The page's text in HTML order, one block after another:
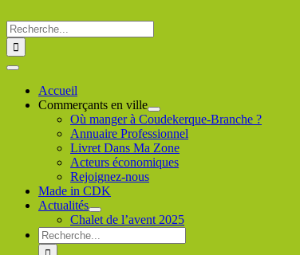
au
contenu
Rechercher
:
Toggle
NavigationAccueil
Commerçants en ville
Où manger à Coudekerque-Branche ?
Annuaire Professionnel
Livret Dans Ma Zone
Acteurs économiques
Rejoignez-nous
Made in CDK
Actualités
Chalet de l’avent 2025
Rechercher
: